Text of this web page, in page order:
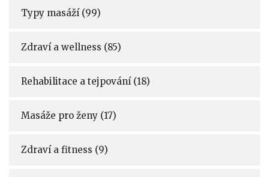
Typy masáží (99)
Zdraví a wellness (85)
Rehabilitace a tejpování (18)
Masáže pro ženy (17)
Zdraví a fitness (9)